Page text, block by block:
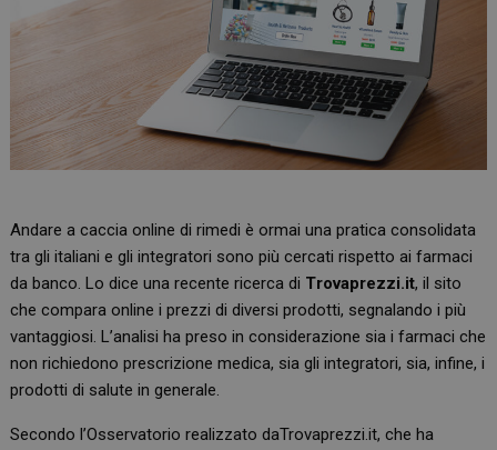
Andare a caccia online di rimedi è ormai una pratica consolidata
tra gli italiani e gli integratori sono più cercati rispetto ai farmaci
da banco. Lo dice una recente ricerca di Trovaprezzi.it, il sito
che compara online i prezzi di diversi prodotti, segnalando i più
vantaggiosi. L’analisi ha preso in considerazione sia i farmaci che
non richiedono prescrizione medica, sia gli integratori, sia, infine, i
prodotti di salute in generale.
Secondo l’Osservatorio realizzato daTrovaprezzi.it, che ha